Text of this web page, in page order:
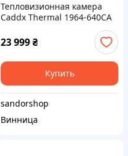
Тепловизионная камера
Caddx Thermal 1964-640CA
23 999₴
Купить
sandorshop
Винница